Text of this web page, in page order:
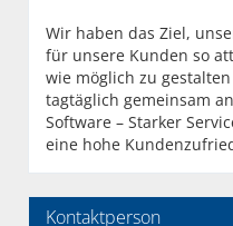
Wir haben das Ziel,
für unsere Kunden so
wie möglich zu
tagtäglich gemeinsam
Software – Starker
eine hohe
Kontaktperson